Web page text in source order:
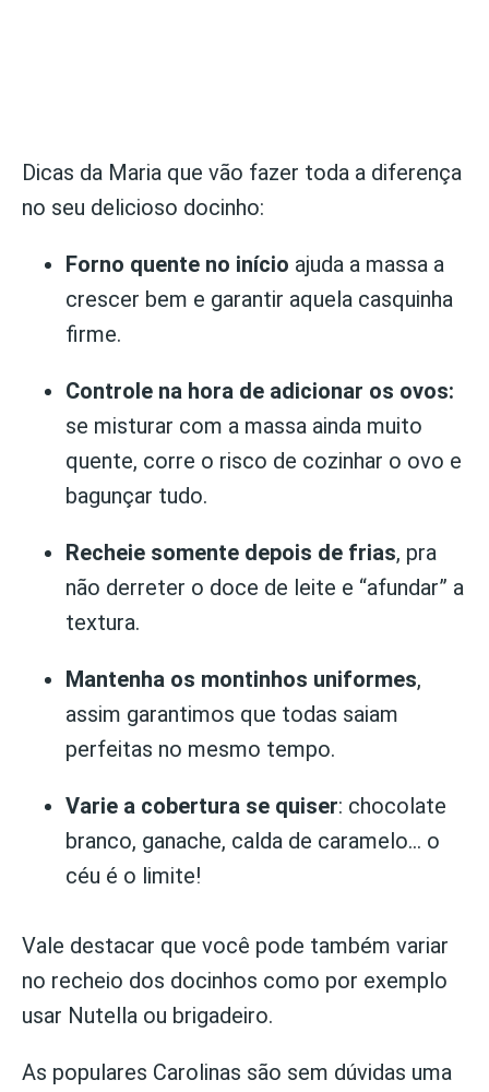
Dicas da Maria que vão fazer toda a diferença
no seu delicioso docinho:
Forno quente no início ajuda a massa a
crescer bem e garantir aquela casquinha
firme.
Controle na hora de adicionar os ovos:
se misturar com a massa ainda muito
quente, corre o risco de cozinhar o ovo e
bagunçar tudo.
Recheie somente depois de frias, pra
não derreter o doce de leite e “afundar” a
textura.
Mantenha os montinhos uniformes,
assim garantimos que todas saiam
perfeitas no mesmo tempo.
Varie a cobertura se quiser: chocolate
branco, ganache, calda de caramelo… o
céu é o limite!
Vale destacar que você pode também variar
no recheio dos docinhos como por exemplo
usar Nutella ou brigadeiro.
As populares Carolinas são sem dúvidas uma